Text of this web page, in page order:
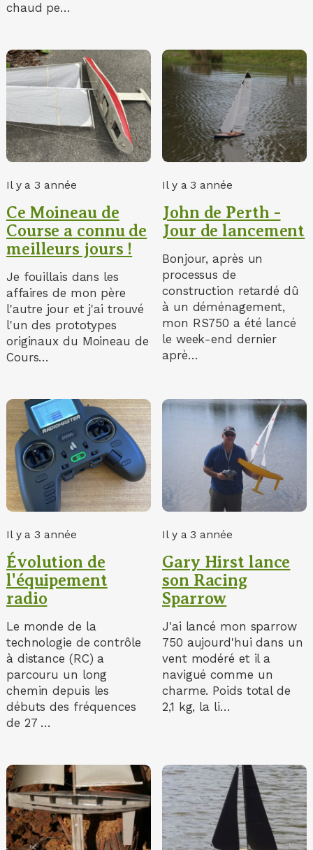
chaud pe…
Il y a 3 année
Ce Moineau de
Course a connu de
meilleurs jours !
Je fouillais dans les
affaires de mon père
l'autre jour et j'ai trouvé
l'un des prototypes
originaux du Moineau de
Cours…
Il y a 3 année
John de Perth -
Jour de lancement
Bonjour, après un
processus de
construction retardé dû
à un déménagement,
mon RS750 a été lancé
le week-end dernier
aprè…
Il y a 3 année
Évolution de
l'équipement
radio
Le monde de la
technologie de contrôle
à distance (RC) a
parcouru un long
chemin depuis les
débuts des fréquences
de 27 …
Il y a 3 année
Gary Hirst lance
son Racing
Sparrow
J'ai lancé mon sparrow
750 aujourd'hui dans un
vent modéré et il a
navigué comme un
charme. Poids total de
2,1 kg, la li…